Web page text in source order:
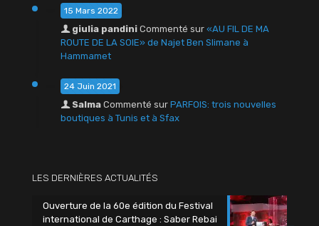
15 Mars 2022
giulia pandini Commenté sur «AU FIL DE MA
ROUTE DE LA SOIE» de Najet Ben Slimane à
Hammamet
24 Juin 2021
Salma Commenté sur PARFOIS: trois nouvelles
boutiques à Tunis et à Sfax
LES DERNIÈRES ACTUALITÉS
Ouverture de la 60e édition du Festival
international de Carthage : Saber Rebai